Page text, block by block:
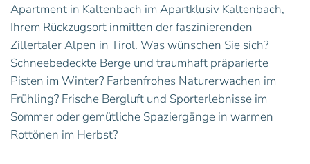
Apartment in Kaltenbach im Apartklusiv Kaltenbach,
Ihrem Rückzugsort inmitten der faszinierenden
Zillertaler Alpen in Tirol. Was wünschen Sie sich?
Schneebedeckte Berge und traumhaft präparierte
Pisten im Winter? Farbenfrohes Naturerwachen im
Frühling? Frische Bergluft und Sporterlebnisse im
Sommer oder gemütliche Spaziergänge in warmen
Rottönen im Herbst?